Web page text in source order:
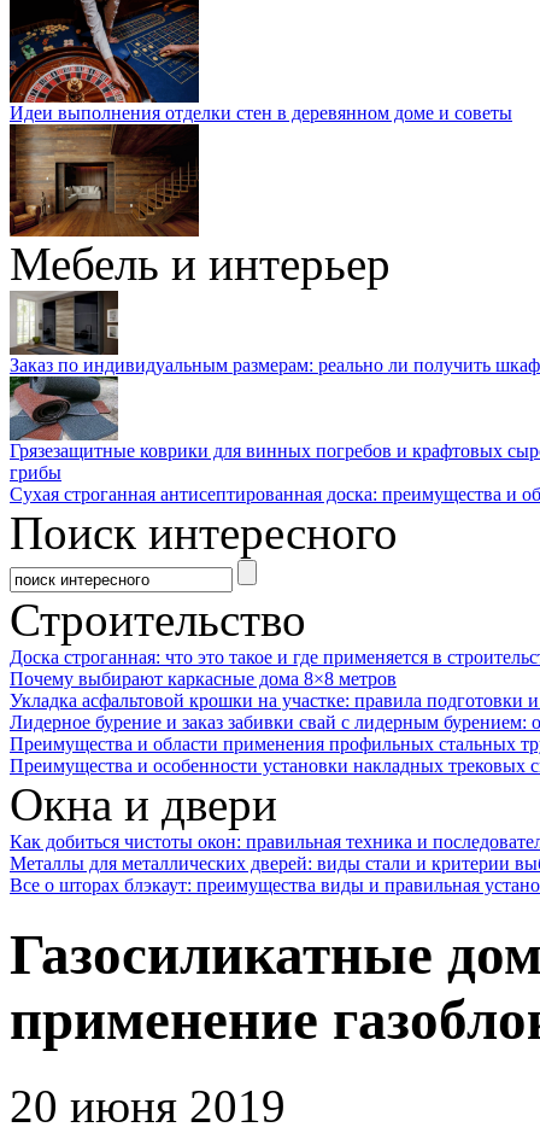
Идеи выполнения отделки стен в деревянном доме и советы
Мебель и интерьер
Заказ по индивидуальным размерам: реально ли получить
Грязезащитные коврики для винных погребов и крафтовых
грибы
Сухая строганная антисептированная доска: преимущества и
Поиск интересного
Строительство
Доска строганная: что это такое и где применяется в
Почему выбирают каркасные дома 8×8 метров
Укладка асфальтовой крошки на участке: правила подготовки
Лидерное бурение и заказ забивки свай с лидерным бурением:
Преимущества и области применения профильных стальных
Преимущества и особенности установки накладных трековых
Окна и двери
Как добиться чистоты окон: правильная техника и
Металлы для металлических дверей: виды стали и критерии
Все о шторах блэкаут: преимущества виды и правильная
Газосиликатные
применение
20 июня 2019